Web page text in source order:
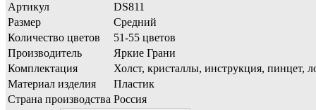
Артикул
DS811
Размер
Средний
Количество цветов
51-55 цветов
Производитель
Яркие Грани
Комплектация
Холст, кристаллы, инструкция, пинцет,
Материал изделия
Пластик
Страна производства Россия